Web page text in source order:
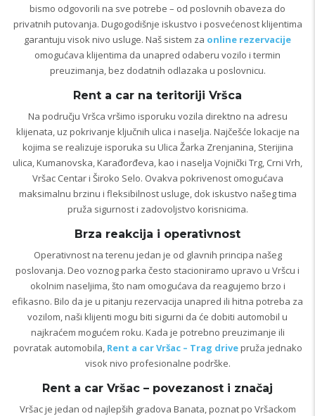
bismo odgovorili na sve potrebe – od poslovnih obaveza do
privatnih putovanja. Dugogodišnje iskustvo i posvećenost klijentima
garantuju visok nivo usluge. Naš sistem za online rezervacije
omogućava klijentima da unapred odaberu vozilo i termin
preuzimanja, bez dodatnih odlazaka u poslovnicu.
Rent a car na teritoriji Vršca
Na području Vršca vršimo isporuku vozila direktno na adresu
klijenata, uz pokrivanje ključnih ulica i naselja. Najčešće lokacije na
kojima se realizuje isporuka su Ulica Žarka Zrenjanina, Sterijina
ulica, Kumanovska, Karađorđeva, kao i naselja Vojnički Trg, Crni Vrh,
Vršac Centar i Široko Selo. Ovakva pokrivenost omogućava
maksimalnu brzinu i fleksibilnost usluge, dok iskustvo našeg tima
pruža sigurnost i zadovoljstvo korisnicima.
Brza reakcija i operativnost
Operativnost na terenu jedan je od glavnih principa našeg
poslovanja. Deo voznog parka često stacioniramo upravo u Vršcu i
okolnim naseljima, što nam omogućava da reagujemo brzo i
efikasno. Bilo da je u pitanju rezervacija unapred ili hitna potreba za
vozilom, naši klijenti mogu biti sigurni da će dobiti automobil u
najkraćem mogućem roku. Kada je potrebno preuzimanje ili
povratak automobila, Rent a car Vršac – Trag drivepruža jednako
visok nivo profesionalne podrške.
Rent a car Vršac – povezanost i značaj
Vršac je jedan od najlepših gradova Banata, poznat po Vršackom